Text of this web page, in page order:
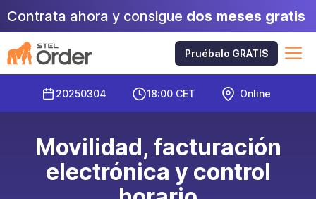
Saltar
contenido
Contrata ahora y consigue dos meses gratis
Pruébalo GRATIS
20250304 18:00 CET Online
Movilidad, facturación
electrónica y control